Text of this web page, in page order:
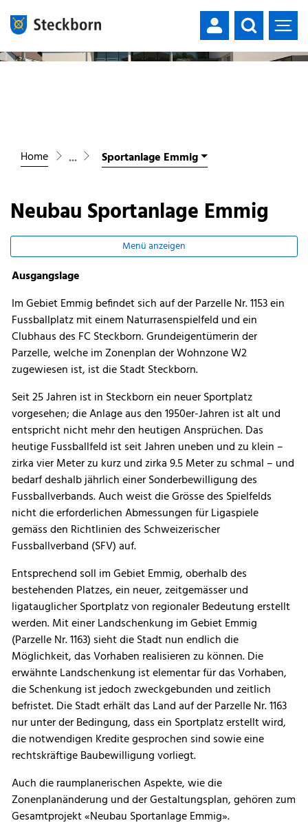
zur Startseite
Direkt zur Hauptnavigation
Direkt zum Inhalt
Direkt zur Suche
Direkt zum Stichwortverzeichnis
Mustergemeinde
Home Sportanlage Emmig
Neubau Sportanlage Emmig
Menü anzeigen
Ausgangslage
Im Gebiet Emmig befindet sich auf der Parzelle Nr. 1153 ein
Fussballplatz mit einem Naturrasenspielfeld und ein
Clubhaus des FC Steckborn. Grundeigentümerin der
Parzelle, welche im Zonenplan der Wohnzone W2
zugewiesen ist, ist die Stadt Steckborn.
Seit 25 Jahren ist in Steckborn ein neuer Sportplatz
vorgesehen; die Anlage aus den 1950er-Jahren ist alt und
entspricht nicht mehr den heutigen Ansprüchen. Das
heutige Fussballfeld ist seit Jahren uneben und zu klein –
zirka vier Meter zu kurz und zirka 9.5 Meter zu schmal – und
bedarf deshalb jährlich einer Sonderbewilligung des
Fussballverbands. Auch weist die Grösse des Spielfelds
nicht die erforderlichen Abmessungen für Ligaspiele
gemäss den Richtlinien des Schweizerischer
Fussballverband (SFV) auf.
Entsprechend soll im Gebiet Emmig, oberhalb des
bestehenden Platzes, ein neuer, zeitgemässer und
ligatauglicher Sportplatz von regionaler Bedeutung erstellt
werden. Mit einer Landschenkung im Gebiet Emmig
(Parzelle Nr. 1163) sieht die Stadt nun endlich die
Möglichkeit, das Vorhaben realisieren zu können. Die
erwähnte Landschenkung ist elementar für das Vorhaben,
die Schenkung ist jedoch zweckgebunden und zeitlich
befristet. Die Stadt erhält das Land auf der Parzelle Nr. 1163
nur unter der Bedingung, dass ein Sportplatz erstellt wird,
die notwendigen Kredite gesprochen sind sowie eine
rechtskräftige Baubewilligung vorliegt.
Auch die raumplanerischen Aspekte, wie die
Zonenplanänderung und der Gestaltungsplan, gehören zum
Gesamtprojekt «Neubau Sportanlage Emmig».